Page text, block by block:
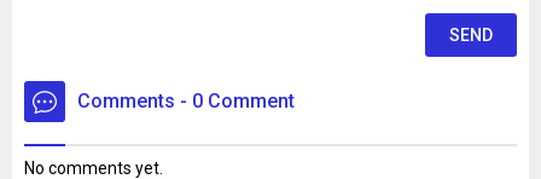
Comments - 0 Comment
No comments yet.